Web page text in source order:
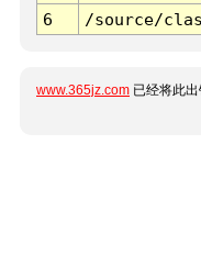
6
/source/
www.365jz.com 已经将此